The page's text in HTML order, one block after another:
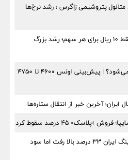
متانول پتروشیمی زاگرس ؛ رشد نرخ‌ها
سود ۱۴۴ درصدی اخابر فقط ۱۰ ریال برای هر سهم؛ رشد بزرگ
قیمت طلا دوباره منفجر می‌شود؟ | پیش‌بینی اونس ۴۶۰۰ تا ۴۷۵۰
ایران؛ آخرین خبر از انتقال ستاره‌ها
«پلاسک» ۴۵ درصد سقوط کرد
معمای «ولیز»؛ درآمد لیزینگ ایران ۳۳ درصد بالا رفت اما سود